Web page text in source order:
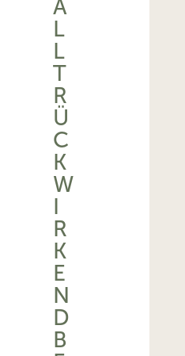
Ä
L
L
T
R
Ü
C
K
W
I
R
K
E
N
D
B